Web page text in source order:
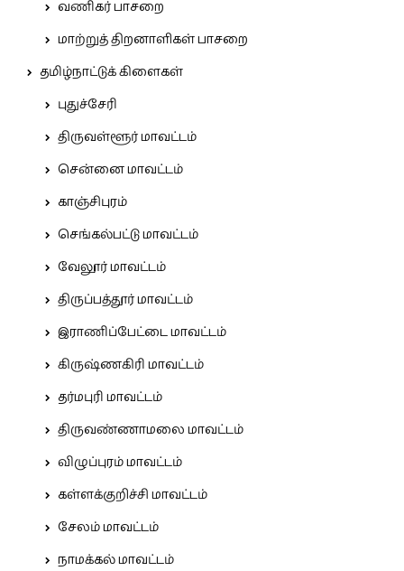
வணிகர் பாசறை
மாற்றுத் திறனாளிகள் பாசறை
தமிழ்நாட்டுக் கிளைகள்
புதுச்சேரி
திருவள்ளூர் மாவட்டம்
சென்னை மாவட்டம்
காஞ்சிபுரம்
செங்கல்பட்டு மாவட்டம்
வேலூர் மாவட்டம்
திருப்பத்தூர் மாவட்டம்
இராணிப்பேட்டை மாவட்டம்
கிருஷ்ணகிரி மாவட்டம்
தர்மபுரி மாவட்டம்
திருவண்ணாமலை மாவட்டம்
விழுப்புரம் மாவட்டம்
கள்ளக்குறிச்சி மாவட்டம்
சேலம் மாவட்டம்
நாமக்கல் மாவட்டம்